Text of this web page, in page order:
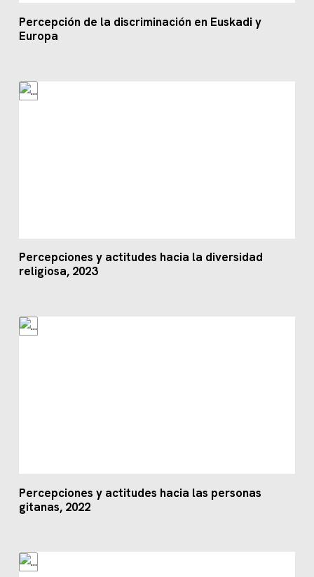
Percepción de la discriminación en Euskadi y
Europa
Percepciones y actitudes hacia la diversidad
religiosa, 2023
Percepciones y actitudes hacia las personas
gitanas, 2022